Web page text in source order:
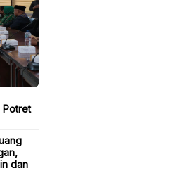
Potret
dan